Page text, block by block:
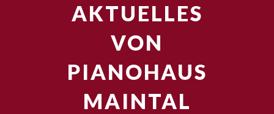
AKTUELLES
VON
PIANOHAUS
MAINTAL